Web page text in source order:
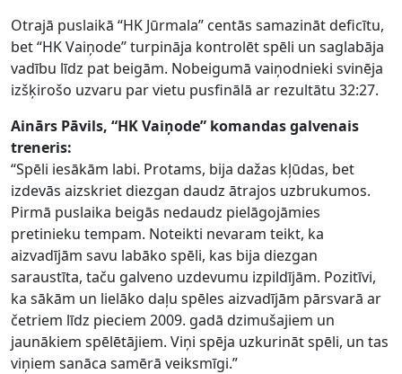
Otrajā puslaikā “HK Jūrmala” centās samazināt deficītu,
bet “HK Vaiņode” turpināja kontrolēt spēli un saglabāja
vadību līdz pat beigām. Nobeigumā vaiņodnieki svinēja
izšķirošo uzvaru par vietu pusfinālā ar rezultātu 32:27.
Ainārs Pāvils, “HK Vaiņode” komandas galvenais
treneris:
“Spēli iesākām labi. Protams, bija dažas kļūdas, bet
izdevās aizskriet diezgan daudz ātrajos uzbrukumos.
Pirmā puslaika beigās nedaudz pielāgojāmies
pretinieku tempam. Noteikti nevaram teikt, ka
aizvadījām savu labāko spēli, kas bija diezgan
saraustīta, taču galveno uzdevumu izpildījām. Pozitīvi,
ka sākām un lielāko daļu spēles aizvadījām pārsvarā ar
četriem līdz pieciem 2009. gadā dzimušajiem un
jaunākiem spēlētājiem. Viņi spēja uzkurināt spēli, un tas
viņiem sanāca samērā veiksmīgi.”